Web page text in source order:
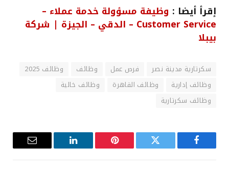
إقرأ أيضا : وظيفة مسؤولة خدمة عملاء –
Customer Service – الدقي – الجيزة | شركة
بيبلا
سكرتارية مدينة نصر فرص عمل وظائف
وظائف 2025
وظائف إدارية
وظائف القاهرة
وظائف خالية
وظائف سكرتارية
فيسبوك تويتر بينتيريست لينكدإن
البريد